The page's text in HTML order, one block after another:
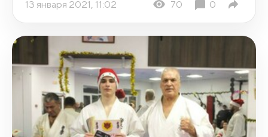
13 января 2021, 11:02 70 0